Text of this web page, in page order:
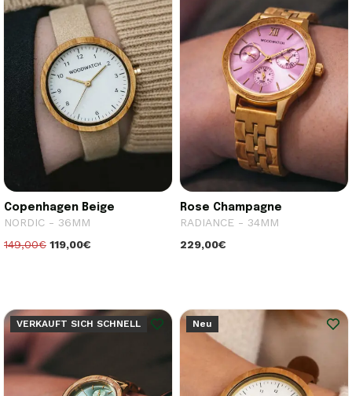
Copenhagen Beige
NORDIC - 36MM
149,00€ 119,00€
Rose Champagne
RADIANCE - 34MM
229,00€
VERKAUFT SICH SCHNELL Neu